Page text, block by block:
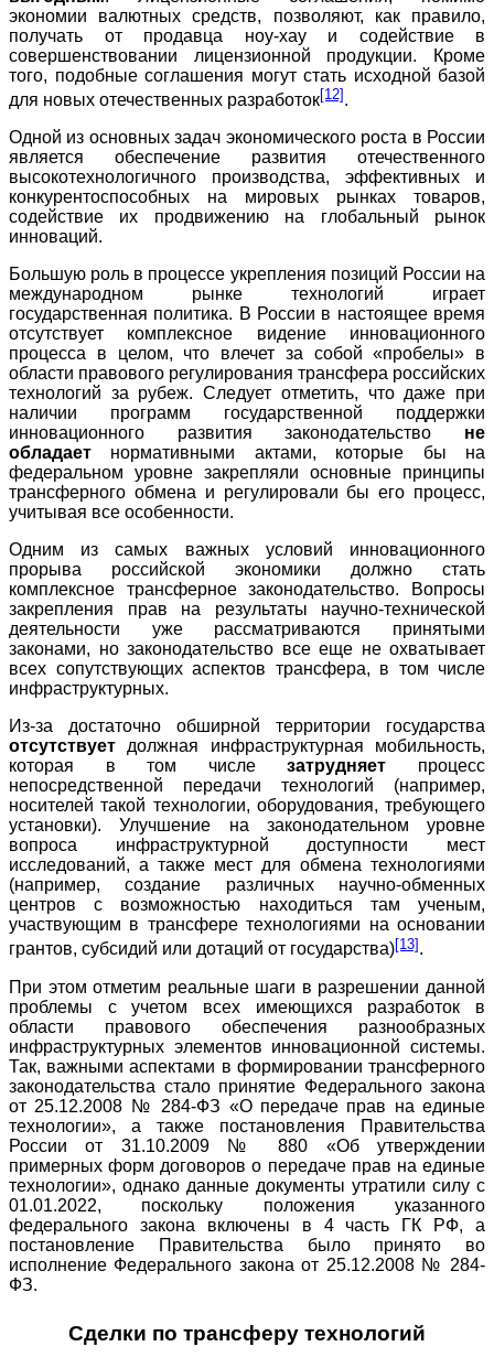
экономии валютных средств, позволяют, как правило,
получать от продавца ноу-хау и содействие в
совершенствовании лицензионной продукции. Кроме
того, подобные соглашения могут стать исходной базой
для новых отечественных разработок[12] .
Одной из основных задач экономического роста в России
является обеспечение развития отечественного
высокотехнологичного производства, эффективных и
конкурентоспособных на мировых рынках товаров,
содействие их продвижению на глобальный рынок
инноваций.
Большую роль в процессе укрепления позиций России на
международном рынке технологий играет
государственная политика. В России в настоящее время
отсутствует комплексное видение инновационного
процесса в целом, что влечет за собой «пробелы» в
области правового регулирования трансфера российских
технологий за рубеж. Следует отметить, что даже при
наличии программ государственной поддержки
инновационного развития законодательство не
обладает нормативными актами, которые бы на
федеральном уровне закрепляли основные принципы
трансферного обмена и регулировали бы его процесс,
учитывая все особенности.
Одним из самых важных условий инновационного
прорыва российской экономики должно стать
комплексное трансферное законодательство. Вопросы
закрепления прав на результаты научно-технической
деятельности уже рассматриваются принятыми
законами, но законодательство все еще не охватывает
всех сопутствующих аспектов трансфера, в том числе
инфраструктурных.
Из-за достаточно обширной территории государства
отсутствует должная инфраструктурная мобильность,
которая в том числезатрудняет процесс
непосредственной передачи технологий (например,
носителей такой технологии, оборудования, требующего
установки). Улучшение на законодательном уровне
вопроса инфраструктурной доступности мест
исследований, а также мест для обмена технологиями
(например, создание различных научно-обменных
центров с возможностью находиться там ученым,
участвующим в трансфере технологиями на основании
грантов, субсидий или дотаций от государства)[13].
При этом отметим реальные шаги в разрешении данной
проблемы с учетом всех имеющихся разработок в
области правового обеспечения разнообразных
инфраструктурных элементов инновационной системы.
Так, важными аспектами в формировании трансферного
законодательства стало принятие Федерального закона
от 25.12.2008 № 284-ФЗ «О передаче прав на единые
технологии», а также постановления Правительства
России от 31.10.2009 № 880 «Об утверждении
примерных форм договоров о передаче прав на единые
технологии», однако данные документы утратили силу с
01.01.2022, поскольку положения указанного
федерального закона включены в 4 часть ГК РФ, а
постановление Правительства было принято во
исполнение Федерального закона от 25.12.2008 № 284-
ФЗ.
Сделки по трансферу технологий